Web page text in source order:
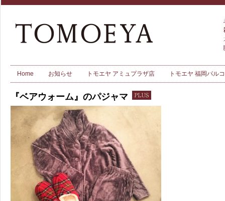
Home お知らせ トモエヤ アミュプラザ店 トモエヤ 福岡パル
『ベアウォーム』のパジャマ